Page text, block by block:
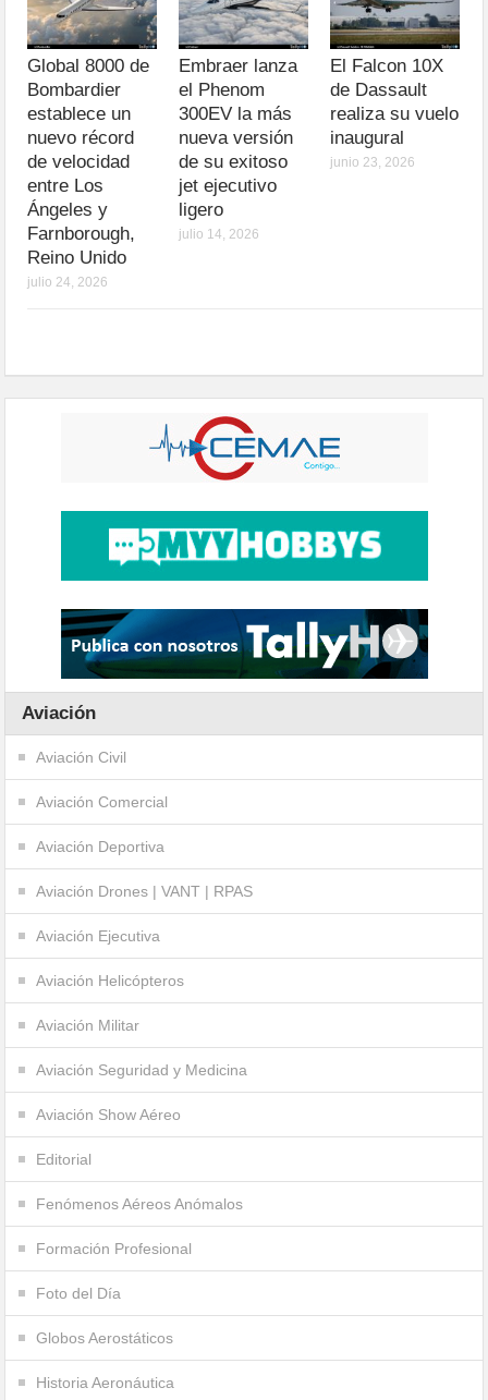
Global 8000 de
Bombardier
establece un
nuevo récord
de velocidad
entre Los
Ángeles y
Farnborough,
Reino Unido
julio 24, 2026
Embraer lanza
el Phenom
300EV la más
nueva versión
de su exitoso
jet ejecutivo
ligero
julio 14, 2026
El Falcon 10X
de Dassault
realiza su vuelo
inaugural
junio 23, 2026
Aviación
Aviación Civil
Aviación Comercial
Aviación Deportiva
Aviación Drones | VANT | RPAS
Aviación Ejecutiva
Aviación Helicópteros
Aviación Militar
Aviación Seguridad y Medicina
Aviación Show Aéreo
Editorial
Fenómenos Aéreos Anómalos
Formación Profesional
Foto del Día
Globos Aerostáticos
Historia Aeronáutica